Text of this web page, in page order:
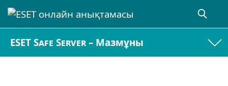
ESET Safe Server – Мазмұны